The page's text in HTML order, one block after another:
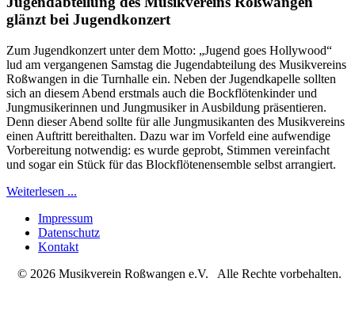
glänzt bei Jugendkonzert
Zum Jugendkonzert unter dem Motto: „Jugend goes Hollywood“
lud am vergangenen Samstag die Jugendabteilung des Musikvereins
Roßwangen in die Turnhalle ein. Neben der Jugendkapelle sollten
sich an diesem Abend erstmals auch die Bockflötenkinder und
Jungmusikerinnen und Jungmusiker in Ausbildung präsentieren.
Denn dieser Abend sollte für alle Jungmusikanten des Musikvereins
einen Auftritt bereithalten. Dazu war im Vorfeld eine aufwendige
Vorbereitung notwendig: es wurde geprobt, Stimmen vereinfacht
und sogar ein Stück für das Blockflötenensemble selbst arrangiert.
Weiterlesen ...
Impressum
Datenschutz
Kontakt
© 2026 Musikverein Roßwangen e.V. Alle Rechte vorbehalten.